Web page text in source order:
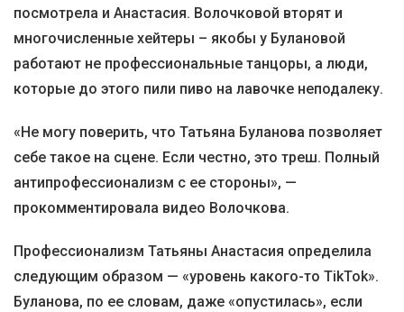
посмотрела и Анастасия. Волочковой вторят и
многочисленные хейтеры – якобы у Булановой
работают не профессиональные танцоры, а люди,
которые до этого пили пиво на лавочке неподалеку.
«Не могу поверить, что Татьяна Буланова позволяет
себе такое на сцене. Если честно, это треш. Полный
антипрофессионализм с ее стороны», —
прокомментировала видео Волочкова.
Профессионализм Татьяны Анастасия определила
следующим образом — «уровень какого-то TikTok».
Буланова, по ее словам, даже «опустилась», если